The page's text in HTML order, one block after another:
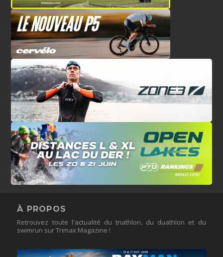
À PROPOS
Retrouvez toute l'actualité du triathlon, du duathlon et du
swimrun sur Trimax Magazine !